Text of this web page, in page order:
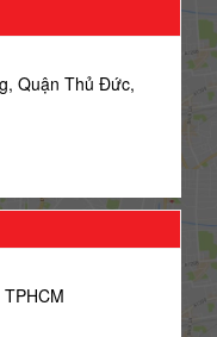
Quận Thủ Đức,